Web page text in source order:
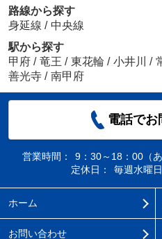
路線から探す
身延線 / 中央線
駅から探す
甲府 / 竜王 / 東花輪 / 小井川 /
善光寺 / 南甲府
電話でお
営業時間：
9：30～18：00（
定休日：
毎週水曜
ホーム
お問い合わせ